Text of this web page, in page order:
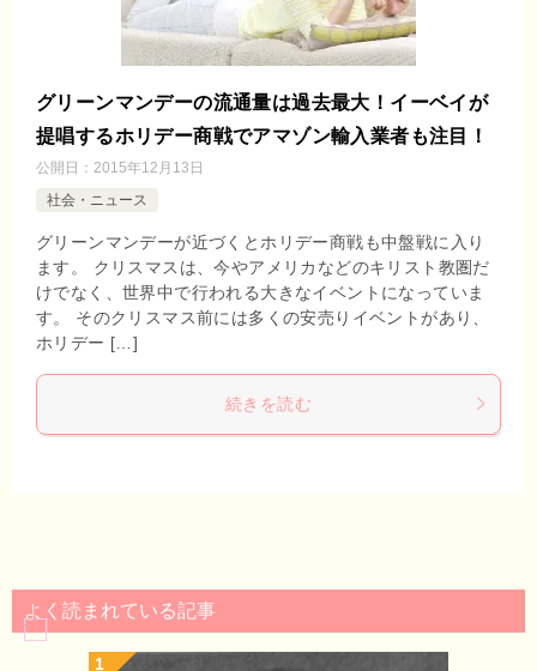
グリーンマンデーの流通量は過去最大！イーベイが
提唱するホリデー商戦でアマゾン輸入業者も注目！
公開日： 2015年12月13日
社会・ニュース
グリーンマンデーが近づくとホリデー商戦も中盤戦に入り
ます。 クリスマスは、今やアメリカなどのキリスト教圏だ
けでなく、世界中で行われる大きなイベントになっていま
す。 そのクリスマス前には多くの安売りイベントがあり、
ホリデー […]
続きを読む
よく読まれている記事